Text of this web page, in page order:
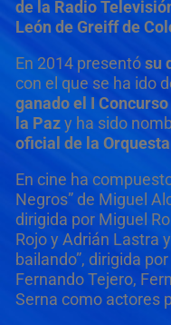
de la Radio
León de Greiff de
En 2014 presentósu
con el que se ha ido
ganado el I
la Pazy ha sido
oficial de la
En cine ha
Negros” de Miguel
dirigida por Miguel
Rojo y Adrián Lastra
bailando”, dirigida
Fernando Tejero,
Serna como actores